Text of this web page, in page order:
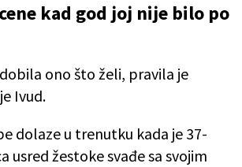
kad god joj nije bilo po
ono što želi, pravila je
Ivud.
dolaze u trenutku kada je 37-
usred žestoke svađe sa svojim